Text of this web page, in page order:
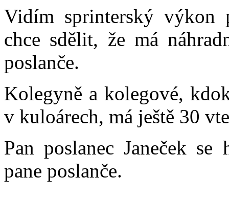
Vidím sprinterský výkon
chce sdělit, že má
poslanče.
Kolegyně a kolegové,
v kuloárech, má ještě 30
Pan poslanec Janeček
pane poslanče.